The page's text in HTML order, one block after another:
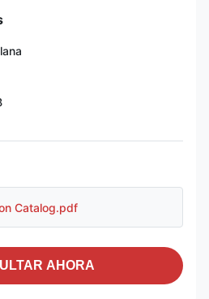
Catalog.pdf
AHORA